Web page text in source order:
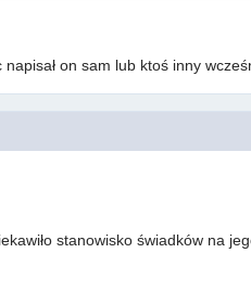
on sam lub ktoś inny
stanowisko świadków na